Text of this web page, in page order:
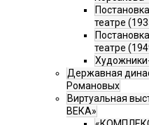
театре
театре
Державная
Романовых
Виртуальная
ВЕКА»